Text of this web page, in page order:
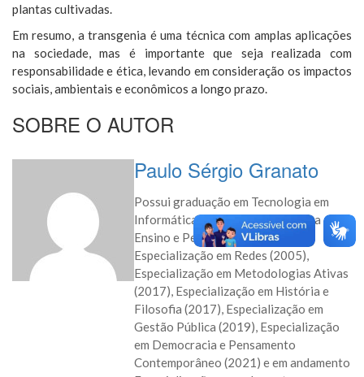
plantas cultivadas.
Em resumo, a transgenia é uma técnica com amplas aplicações
na sociedade, mas é importante que seja realizada com
responsabilidade e ética, levando em consideração os impactos
sociais, ambientais e econômicos a longo prazo.
SOBRE O AUTOR
Paulo Sérgio Granato
Possui graduação em Tecnologia em
Informática pelo Instituto Paulista de
Ensino e Pesquisa (2002) e
Especialização em Redes (2005),
Especialização em Metodologias Ativas
(2017), Especialização em História e
Filosofia (2017), Especialização em
Gestão Pública (2019), Especialização
em Democracia e Pensamento
Contemporâneo (2021) e em andamento